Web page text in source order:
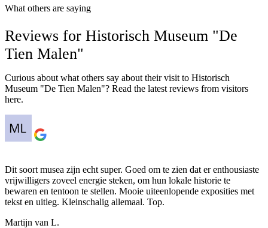
What others are saying
Reviews for Historisch Museum "De
Tien Malen"
Curious about what others say about their visit to Historisch
Museum "De Tien Malen"? Read the latest reviews from visitors
here.
Dit soort musea zijn echt super. Goed om te zien dat er enthousiaste
vrijwilligers zoveel energie steken, om hun lokale historie te
bewaren en tentoon te stellen. Mooie uiteenlopende exposities met
tekst en uitleg. Kleinschalig allemaal. Top.
Martijn van L.